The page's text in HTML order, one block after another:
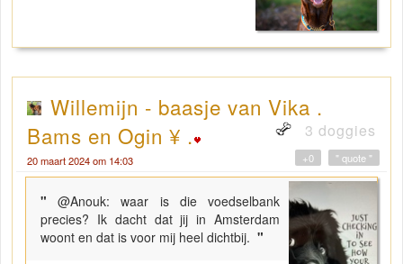
Willemijn - baasje van Vika .
Bams en Ogin ¥ .
3 doggies
20 maart 2024 om 14:03 " quote "
+0
"@Anouk: waar is die voedselbank
precies? Ik dacht dat jij in Amsterdam
woont en dat is voor mij heel dichtbij. "